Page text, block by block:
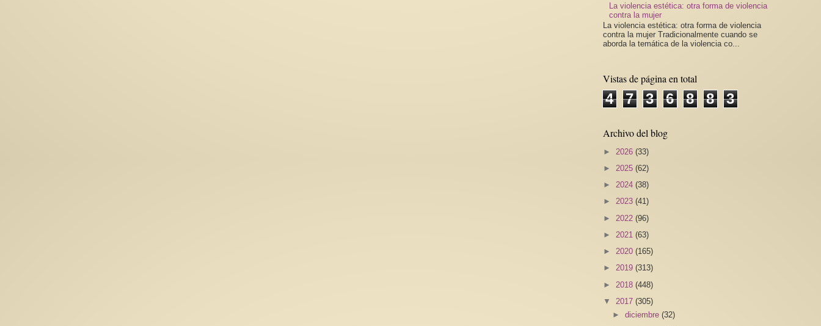
La violencia estética: otra forma de violencia
contra la mujer
La violencia estética: otra forma de violencia
contra la mujer Tradicionalmente cuando se
aborda la temática de la violencia co...
Vistas de página en total
4 7 3 6 8 8 3
Archivo del blog
► 2026 (33)
► 2025 (62)
► 2024 (38)
► 2023 (41)
► 2022 (96)
► 2021 (63)
► 2020 (165)
► 2019 (313)
► 2018 (448)
▼ 2017 (305)
►diciembre(32)